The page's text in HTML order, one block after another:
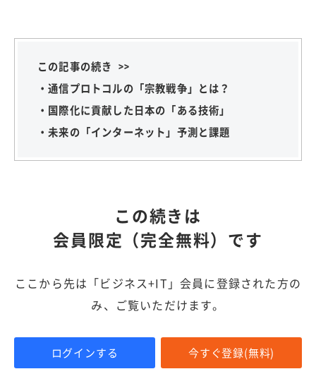
この記事の続き >>
・通信プロトコルの「宗教戦争」とは？
・国際化に貢献した日本の「ある技術」
・未来の「インターネット」予測と課題
この続きは
会員限定（完全無料）です
ここから先は「ビジネス+IT」会員に登録された方の
み、ご覧いただけます。
ログインする 今すぐ登録(無料)